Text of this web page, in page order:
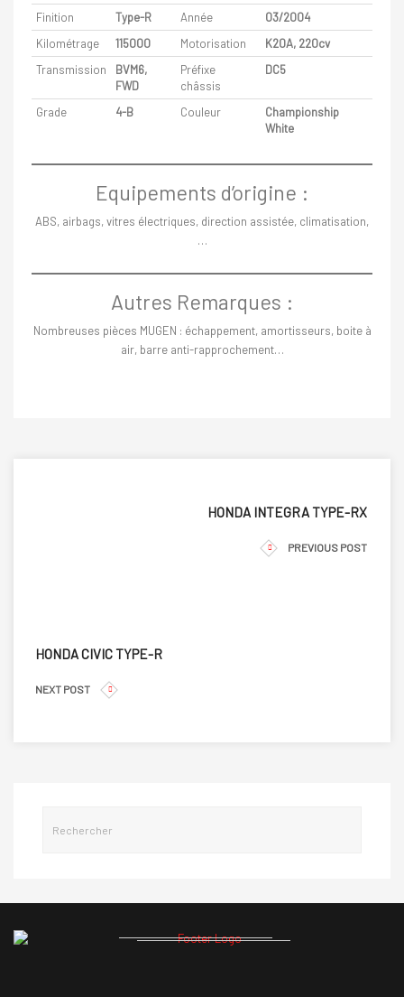
Finition
Type-R Année
03/2004
Kilométrage
115000 Motorisation
K20A, 220cv
Transmission
BVM6,
FWD
Préfixe
châssis
DC5
Grade 4-B Couleur
Championship
White
Equipements d’origine :
ABS, airbags, vitres électriques, direction assistée, climatisation,
…
Autres Remarques :
Nombreuses pièces MUGEN : échappement, amortisseurs, boite à
air, barre anti-rapprochement…
HONDA INTEGRA TYPE-RX
PREVIOUS POST
HONDA CIVIC TYPE-R
NEXT POST